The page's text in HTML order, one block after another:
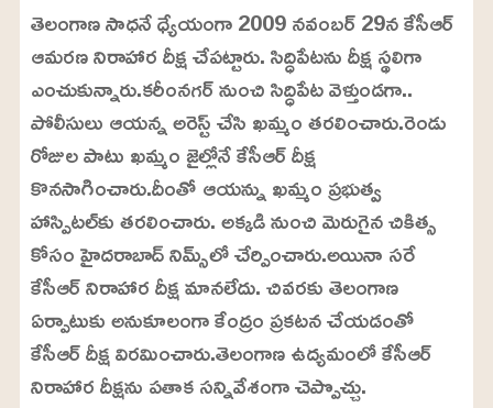
తెలంగాణ సాధనే ధ్యేయంగా 2009 నవంబర్‌ 29న కేసీఆర్
ఆమరణ నిరాహార దీక్ష చేపట్టారు. సిద్ధిపేటను దీక్ష స్థలిగా
ఎంచుకున్నారు.కరీంనగర్ నుంచి సిద్ధిపేట వెళ్తుండగా..
పోలీసులు ఆయన్న అరెస్ట్ చేసి ఖమ్మం తరలించారు.రెండు
రోజుల పాటు ఖమ్మం జైల్లోనే కేసీఆర్ దీక్ష
కొనసాగించారు.దీంతో ఆయన్ను ఖమ్మం ప్రభుత్వ
హాస్పిటల్‌కు తరలించారు. అక్కడి నుంచి మెరుగైన చికిత్స
కోసం హైదరాబాద్ నిమ్స్‌లో చేర్పించారు.అయినా సరే
కేసీఆర్ నిరాహార దీక్ష మానలేదు. చివరకు తెలంగాణ
ఏర్పాటుకు అనుకూలంగా కేంద్రం ప్రకటన చేయడంతో
కేసీఆర్ దీక్ష విరమించారు.తెలంగాణ ఉద్యమంలో కేసీఆర్
నిరాహార దీక్షను పతాక సన్నివేశంగా చెప్పొచ్చు.